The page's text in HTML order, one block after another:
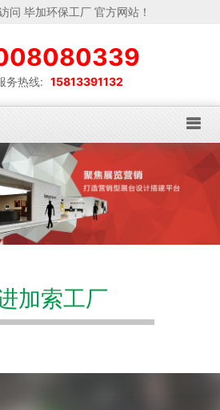
问 毕加环保工厂 官方网站！
务热线: 15813391132
进加索工厂